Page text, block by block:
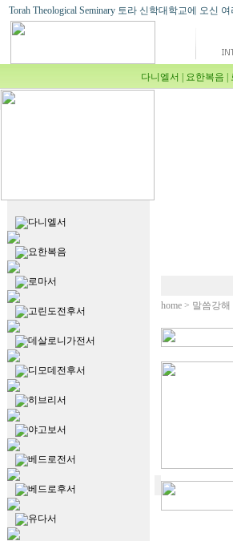
Torah Theological Seminary 토라 신학대학교에 오신
다니엘서 요한복음
다니엘서
요한복음
로마서
고린도전후서
데살로니가전서
디모데전후서
히브리서
야고보서
베드로전서
베드로후서
유다서
home > 말씀강